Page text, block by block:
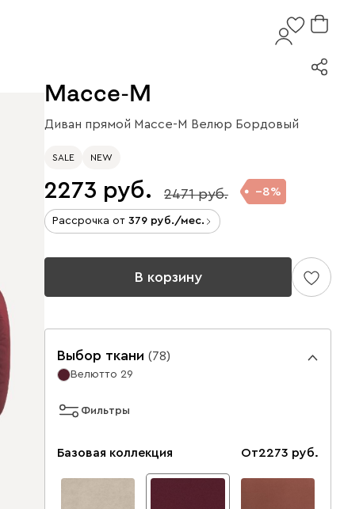
Массе-М
Диван прямой Массе-М Велюр Бордовый
SALE NEW
2273 2471 8
Рассрочка от 379 /мес.
В корзину
Выбор ткани (78)
Велютто 29
Фильтры
Базовая коллекция От2273